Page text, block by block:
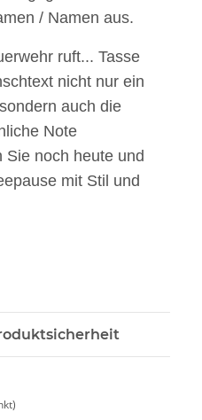
/ Namen aus.
ruft... Tasse
nicht nur ein
auch die
Note
Sie noch heute und
mit Stil und